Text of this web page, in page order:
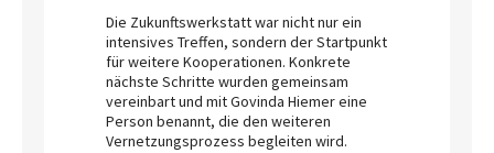
Die Zukunftswerkstatt war nicht nur ein
intensives Treffen, sondern der Startpunkt
für weitere Kooperationen. Konkrete
nächste Schritte wurden gemeinsam
vereinbart und mit Govinda Hiemer eine
Person benannt, die den weiteren
Vernetzungsprozess begleiten wird.